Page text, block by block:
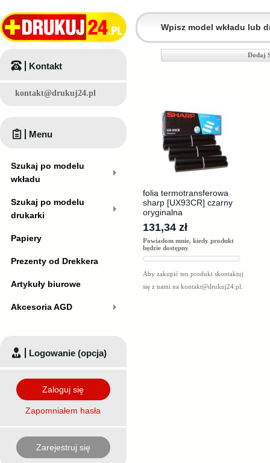
Dodaj
folia termotransferowa
sharp [UX93CR] czarny
oryginalna
131,34 zł
Powiadom mnie, kiedy produkt
będzie dostępny
Aby zakupić ten produkt skontaktuj
się z nami na kontakt@drukuj24.pl
Kontakt
kontakt@drukuj24.pl
Menu
Szukaj po modelu
wkładu
Szukaj po modelu
drukarki
Papiery
Prezenty od Drekkera
Artykuły biurowe
Akcesoria AGD
Logowanie (opcja)
Zaloguj się
Zapomniałem hasła
Zarejestruj się